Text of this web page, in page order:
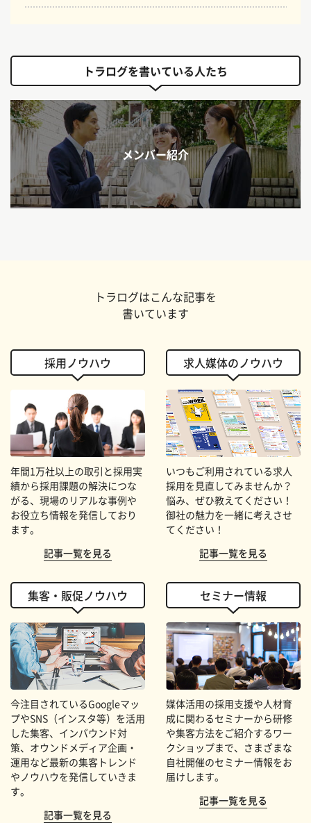
トラログを書いている人たち
メンバー紹介
トラログはこんな記事を
書いています
採用ノウハウ
年間1万社以上の取引と採用実
績から採用課題の解決につな
がる、現場のリアルな事例や
お役立ち情報を発信しており
ます。
記事一覧を見る
求人媒体のノウハウ
いつもご利用されている求人
採用を見直してみませんか？
悩み、ぜひ教えてください！
御社の魅力を一緒に考えさせ
てください！
記事一覧を見る
集客・販促ノウハウ
今注目されているGoogleマッ
プやSNS（インスタ等）を活用
した集客、インバウンド対
策、オウンドメディア企画・
運用など最新の集客トレンド
やノウハウを発信していきま
す。
記事一覧を見る
セミナー情報
媒体活用の採用支援や人材育
成に関わるセミナーから研修
や集客方法をご紹介するワー
クショップまで、さまざまな
自社開催のセミナー情報をお
届けします。
記事一覧を見る